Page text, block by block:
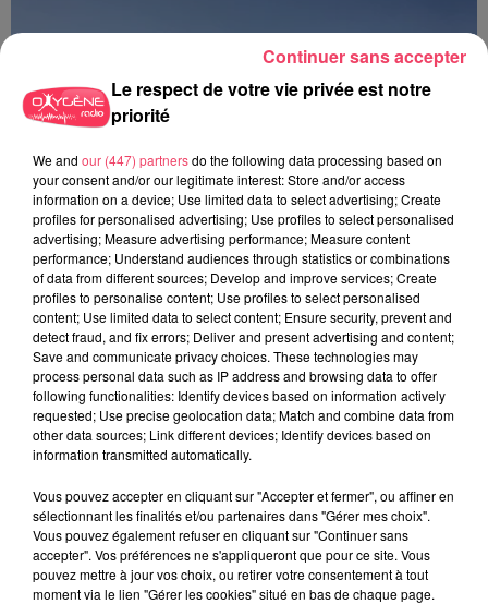
28 juin 2026
LES PRONOSTICS HIPPIQUES POUR CE DIMANCHE 28 JUIN
Le respect de votre vie privée est notre
priorité
We and our (447) partnersdo the following data processing based on
your consent and/or our legitimate interest: Store and/or access
information on a device; Use limited data to select advertising; Create
profiles for personalised advertising; Use profiles to select personalised
advertising; Measure advertising performance; Measure content
performance; Understand audiences through statistics or combinations
of data from different sources; Develop and improve services; Create
profiles to personalise content; Use profiles to select personalised
content; Use limited data to select content; Ensure security, prevent and
detect fraud, and fix errors; Deliver and present advertising and content;
Save and communicate privacy choices. These technologies may
process personal data such as IP address and browsing data to offer
following functionalities: Identify devices based on information actively
requested; Use precise geolocation data; Match and combine data from
other data sources; Link different devices; Identify devices based on
information transmitted automatically.
Vous pouvez accepter en cliquant sur "Accepter et fermer", ou affiner en
sélectionnant les finalités et/ou partenaires dans "Gérer mes choix".
Vous pouvez également refuser en cliquant sur "Continuer sans
accepter". Vos préférences ne s'appliqueront que pour ce site. Vous
pouvez mettre à jour vos choix, ou retirer votre consentement à tout
moment via le lien "Gérer les cookies" situé en bas de chaque page.
Continuer sans accepter